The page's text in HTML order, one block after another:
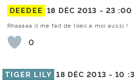
DEEDEE 18 DÉC 2013 - 23 :00
Rhaaaaa il me fait de l’oeil à moi aussi !
0
TIGER LILY 18 DÉC 2013 -10